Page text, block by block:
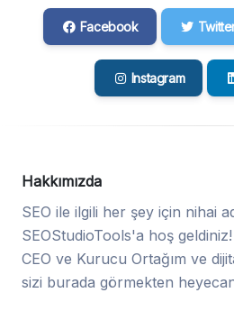
Facebook
Instagram
Hakkımızda
SEO ile ilgili her şey için nihai
SEOStudioTools'a hoş
CEO ve Kurucu Ortağım ve
sizi burada görmekten